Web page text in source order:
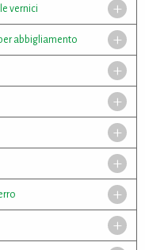
vernici
abbigliamento